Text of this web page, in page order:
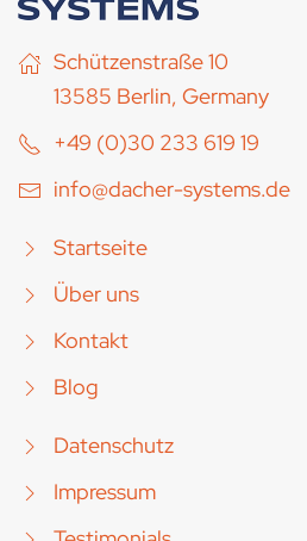
Schützenstraße 10
13585 Berlin, Germany
+49 (0)30 233 619 19
info@dacher-systems.de
Startseite
Über uns
Kontakt
Blog
Datenschutz
Impressum